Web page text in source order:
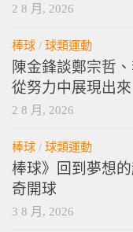
2 8 月, 2026
棒球 / 球類運動
陳金鋒談鄭宗哲
從努力中展現出來
2 8 月, 2026
棒球 / 球類運動
棒球》回到夢想
奇開球
3 8 月, 2026